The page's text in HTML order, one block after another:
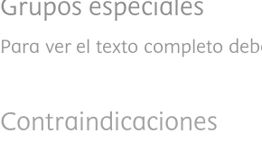
Grupos especiales
Para ver el texto completo
Contraindicaciones